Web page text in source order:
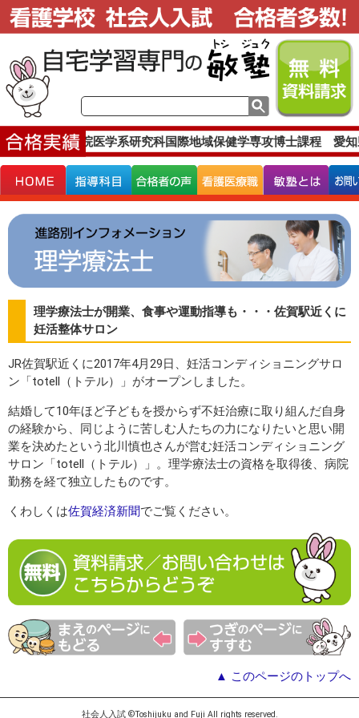
東京大学大学院医学系研究科国際地域保健学専攻博士課程 愛
理学療法士が開業、食事や運動指導も・・・佐賀駅近くに
妊活整体サロン
JR佐賀駅近くに2017年4月29日、妊活コンディショニングサロ
ン「totell（トテル）」がオープンしました。
結婚して10年ほど子どもを授からず不妊治療に取り組んだ自身
の経験から、同じように苦しむ人たちの力になりたいと思い開
業を決めたという北川慎也さんが営む妊活コンディショニング
サロン「totell（トテル）」。理学療法士の資格を取得後、病院
勤務を経て独立したものです。
くわしくは佐賀経済新聞でご覧ください。
▲ このページのトップへ
社会人入試 ©Toshijuku and Fuji All rights reserved.